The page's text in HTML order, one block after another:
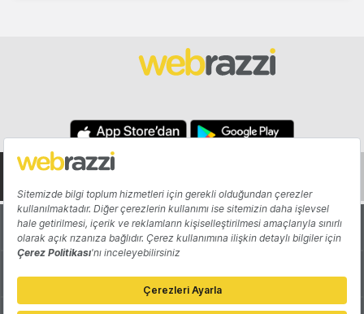
Hakkında Yazarlar
Katkıda Bulun Reklam